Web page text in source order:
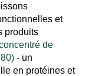
et
produits
de
- un
en protéines et